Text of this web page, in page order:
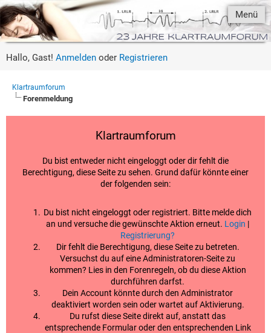
Menü
Hallo, Gast! Anmelden oder Registrieren
Klartraumforum
Forenmeldung
Klartraumforum
Du bist entweder nicht eingeloggt oder dir fehlt die
Berechtigung, diese Seite zu sehen. Grund dafür könnte einer
der folgenden sein:
Du bist nicht eingeloggt oder registriert. Bitte melde dich
an und versuche die gewünschte Aktion erneut. Login |
Registrierung?
Dir fehlt die Berechtigung, diese Seite zu betreten.
Versuchst du auf eine Administratoren-Seite zu
kommen? Lies in den Forenregeln, ob du diese Aktion
durchführen darfst.
Dein Account könnte durch den Administrator
deaktiviert worden sein oder wartet auf Aktivierung.
Du rufst diese Seite direkt auf, anstatt das
entsprechende Formular oder den entsprechenden Link